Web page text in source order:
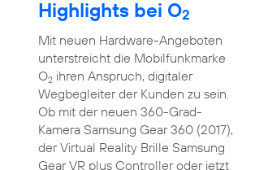
Highlights bei O2
Mit neuen Hardware-Angeboten
unterstreicht die Mobilfunkmarke
O2ihren Anspruch, digitaler
Wegbegleiter der Kunden zu sein.
Ob mit der neuen 360-Grad-
Kamera Samsung Gear 360 (2017),
der Virtual Reality Brille Samsung
Gear VR plus Controller oder jetzt